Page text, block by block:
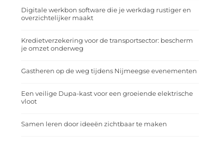
Digitale werkbon software die je werkdag rustiger en
overzichtelijker maakt
Kredietverzekering voor de transportsector: bescherm
je omzet onderweg
Gastheren op de weg tijdens Nijmeegse evenementen
Een veilige Dupa-kast voor een groeiende elektrische
vloot
Samen leren door ideeën zichtbaar te maken